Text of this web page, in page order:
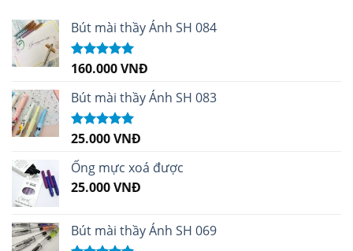
Bút mài thầy Ánh SH 084
Được xếp
sao
160.000VNĐ
Bút mài thầy Ánh SH 083
Được xếp
sao
25.000VNĐ
Ống mực xoá được
25.000VNĐ
Bút mài thầy Ánh SH 069